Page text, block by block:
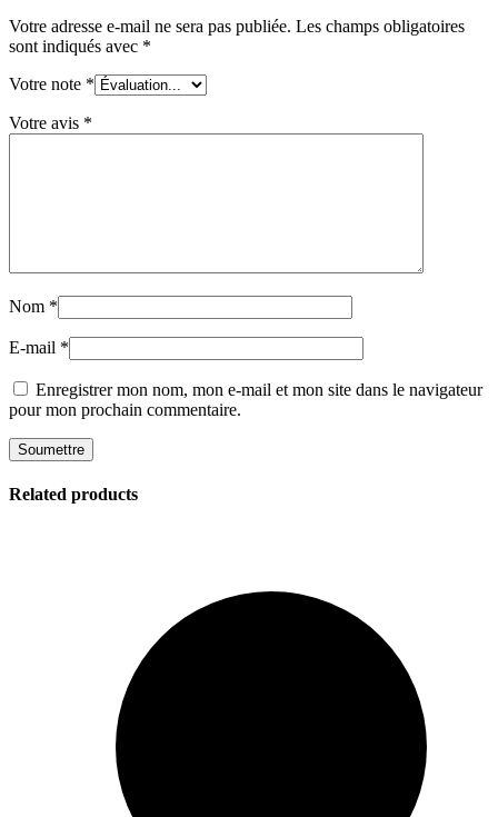
Votre adresse e-mail ne sera pas publiée. Les champs obligatoires
sont indiqués avec *
Votre note *
Votre avis *
Nom *
E-mail *
Enregistrer mon nom, mon e-mail et mon site dans le navigateur
pour mon prochain commentaire.
Related products